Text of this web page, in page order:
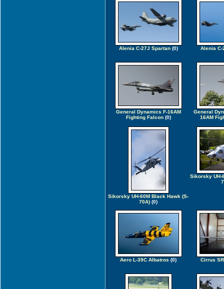
Alenia C-27J Spartan(0) Alenia C-
General Dynamics F-16AM
Fighting Falcon(0)
General
16AM
Sikorsky UH-60M Black Hawk (S-
70A) (0)
Sikorsky UH-
Aero L-39C Albatros (0) Cirrus